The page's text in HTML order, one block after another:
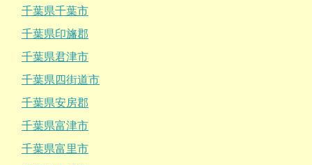
千葉県千葉市
千葉県印旛郡
千葉県君津市
千葉県四街道市
千葉県安房郡
千葉県富津市
千葉県富里市